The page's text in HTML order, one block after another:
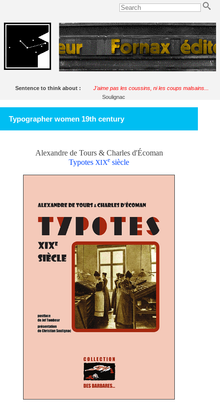
Sentence to think about :
J’aime pas les coussins, ni les coups malsains...
Soulignac
Typographer women 19th century
Alexandre de Tours & Charles d'Écoman
TypotesXIXe siècle